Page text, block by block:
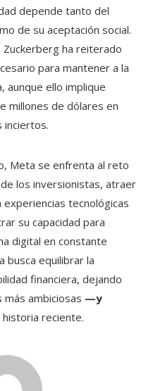
depende tanto del
de su aceptación social.
ha reiterado
para mantener a la
aunque ello implique
millones de dólares en
inciertos.
Meta se enfrenta al reto
los inversionistas, atraer
tecnológicas
su capacidad para
digital en constante
busca equilibrar la
financiera, dejando
ambiciosas —y
historia reciente.